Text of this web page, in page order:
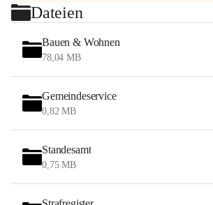
Dateien
Bauen & Wohnen
78,04 MB
Gemeindeservice
0,82 MB
Standesamt
0,75 MB